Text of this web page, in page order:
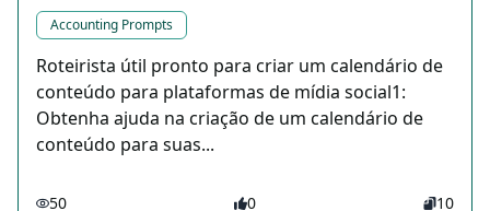
Accounting Prompts
Roteirista útil pronto para criar um calendário de
conteúdo para plataformas de mídia social1:
Obtenha ajuda na criação de um calendário de
conteúdo para suas...
50 0 10